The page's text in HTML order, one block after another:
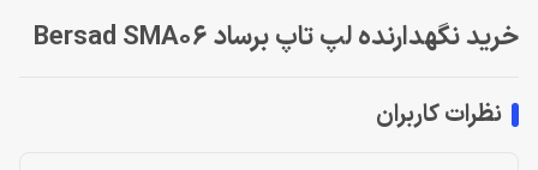
خرید نگهدارنده لپ تاپ برساد Bersad SMA06
نظرات کاربران